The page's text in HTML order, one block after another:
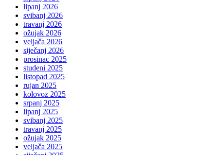
lipanj 2026
svibanj 2026
travanj 2026
ožujak 2026
veljača 2026
siječanj 2026
prosinac 2025
studeni 2025
listopad 2025
rujan 2025
kolovoz 2025
srpanj 2025
lipanj 2025
svibanj 2025
travanj 2025
ožujak 2025
veljača 2025